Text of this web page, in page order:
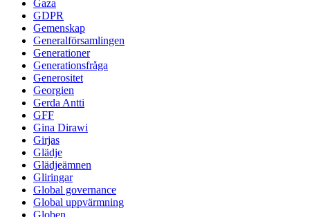
Gaza
GDPR
Gemenskap
Generalförsamlingen
Generationer
Generationsfråga
Generositet
Georgien
Gerda Antti
GFF
Gina Dirawi
Girjas
Glädje
Glädjeämnen
Gliringar
Global governance
Global uppvärmning
Globen